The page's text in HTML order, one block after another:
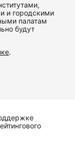
и городскими
палатам
будут
.